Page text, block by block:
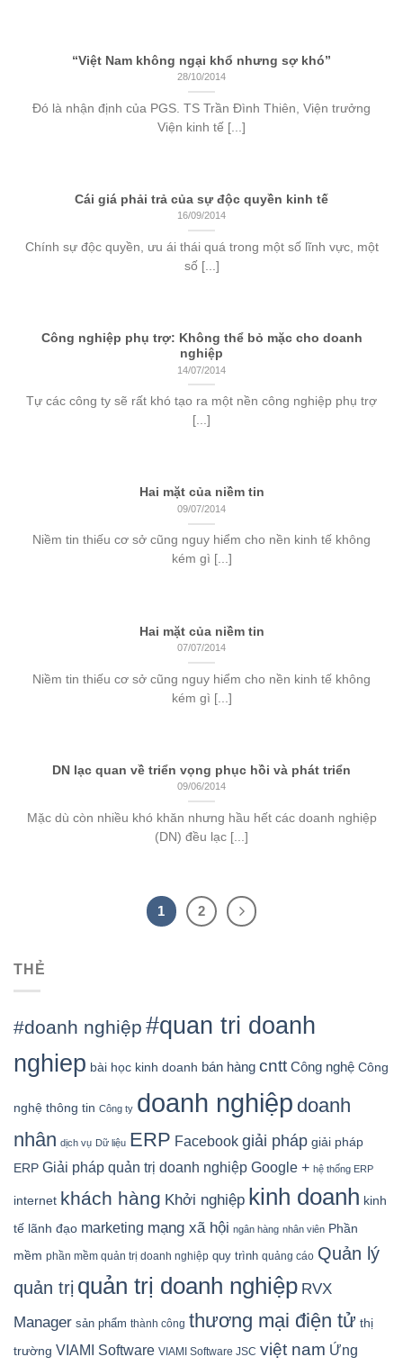
“Việt Nam không ngại khổ nhưng sợ khó”
28/10/2014
Đó là nhận định của PGS. TS Trần Đình Thiên, Viện trưởng
Viện kinh tế [...]
Cái giá phải trả của sự độc quyền kinh tế
16/09/2014
Chính sự độc quyền, ưu ái thái quá trong một số lĩnh vực, một
số [...]
Công nghiệp phụ trợ: Không thể bỏ mặc cho doanh
nghiệp
14/07/2014
Tự các công ty sẽ rất khó tạo ra một nền công nghiệp phụ trợ
[...]
Hai mặt của niềm tin
09/07/2014
Niềm tin thiếu cơ sở cũng nguy hiểm cho nền kinh tế không
kém gì [...]
Hai mặt của niềm tin
07/07/2014
Niềm tin thiếu cơ sở cũng nguy hiểm cho nền kinh tế không
kém gì [...]
DN lạc quan về triển vọng phục hồi và phát triển
09/06/2014
Mặc dù còn nhiều khó khăn nhưng hầu hết các doanh nghiệp
(DN) đều lạc [...]
1 2
THẺ
#doanh nghiệp #quan tri doanh
nghiep bài học kinh doanh bán hàng cntt Công nghệ Công
nghệ thông tin Công ty doanh nghiệp doanh
nhân dịch vụ Dữ liệu ERP Facebook giải pháp giải pháp
ERP Giải pháp quản trị doanh nghiệp Google + hệ thống ERP
internet khách hàng Khởi nghiệp kinh doanh kinh
tế lãnh đạo marketing mạng xã hội ngân hàng nhân viên Phần
mềm phần mềm quản trị doanh nghiệp quy trình quảng cáo Quản lý
quản trị quản trị doanh nghiệp RVX
Manager sản phẩm thành công thương mại điện tử thị
trường VIAMI Software VIAMI Software JSC việt nam Ứng